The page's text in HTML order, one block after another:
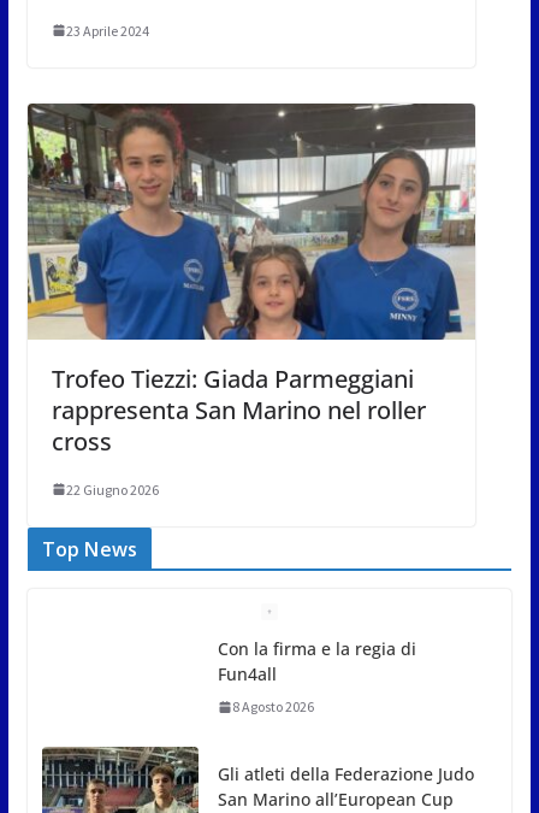
23 Aprile 2024
Trofeo Tiezzi: Giada Parmeggiani
rappresenta San Marino nel roller
cross
22 Giugno 2026
Top News
Gli atleti della Federazione Judo
Junior 2026 di Skopje